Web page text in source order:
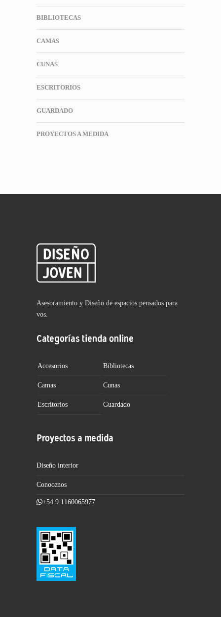
BIBLIOTECAS
CAMAS
CUNAS
ESCRITORIOS
GUARDADO
PROYECTOS A MEDIDA
Asesoramiento y Diseño de espacios pensados para
vos.
Categorías tienda online
Accesorios Bibliotecas
Camas Cunas
Escritorios Guardado
Proyectos a medida
Diseño interior
Conocenos
+54 9 1160065977